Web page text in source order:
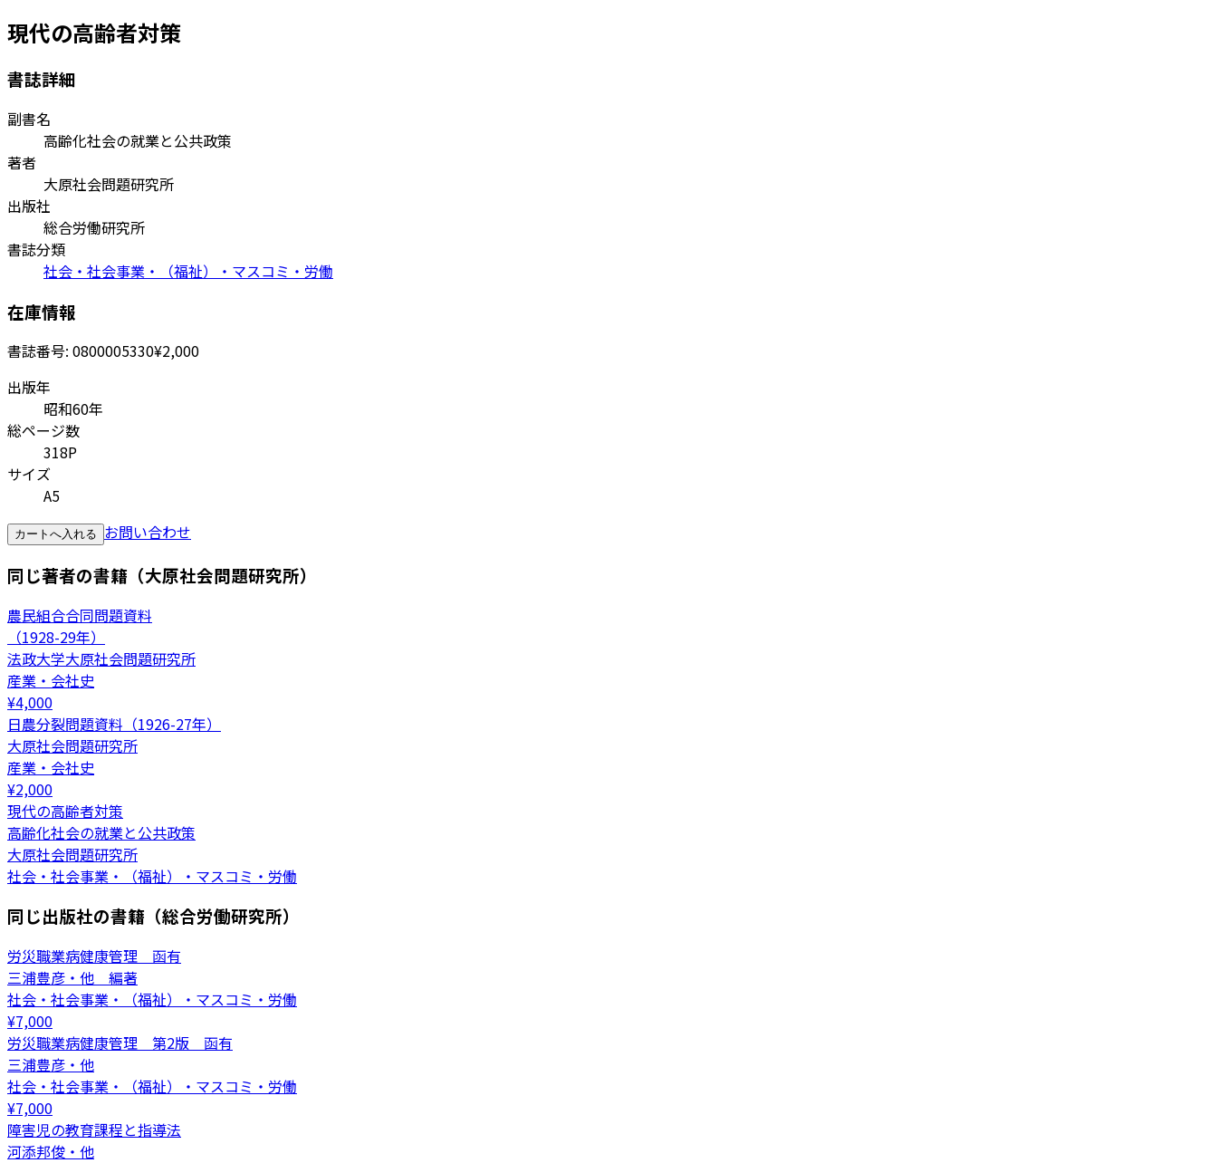
現代の高齢者対策
書誌詳細
副書名
高齢化社会の就業と公共政策
著者
大原社会問題研究所
出版社
総合労働研究所
書誌分類
社会・社会事業・（福祉）・マスコミ・労働
在庫情報
書誌番号: 0800005330¥2,000
出版年
昭和60年
総ページ数
318P
サイズ
A5
カートへ入れる お問い合わせ
同じ著者の書籍（大原社会問題研究所）
農民組合合同問題資料
（1928-29年）
法政大学大原社会問題研究所
産業・会社史
¥4,000
日農分裂問題資料（1926-27年）
大原社会問題研究所
産業・会社史
¥2,000
現代の高齢者対策
高齢化社会の就業と公共政策
大原社会問題研究所
社会・社会事業・（福祉）・マスコミ・労働
同じ出版社の書籍（総合労働研究所）
労災職業病健康管理 函有
三浦豊彦・他 編著
社会・社会事業・（福祉）・マスコミ・労働
¥7,000
労災職業病健康管理 第2版 函有
三浦豊彦・他
社会・社会事業・（福祉）・マスコミ・労働
¥7,000
障害児の教育課程と指導法
河添邦俊・他